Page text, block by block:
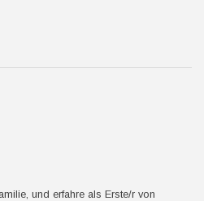
und erfahre als Erste/r von